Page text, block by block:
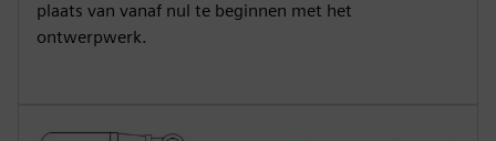
plaats van vanaf nul te beginnen met het
ontwerpwerk.